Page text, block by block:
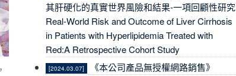
其肝硬化的真實世界風險和結果-一項回顧性研究
Real-World Risk and Outcome of Liver Cirrhosis
in Patients with Hyperlipidemia Treated with
Red:A Retrospective Cohort Study
[2024.03.07] 《本公司產品無授權網路銷售》